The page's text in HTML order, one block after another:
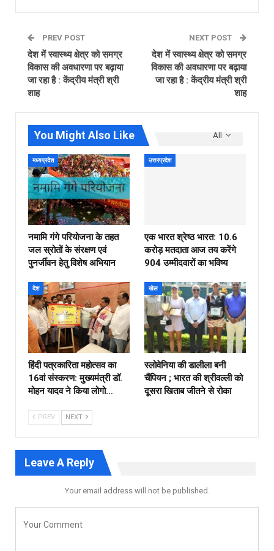
PREV POST
देश में स्वास्थ्य क्षेत्र को समग्र
विकास की अवधारणा पर बढ़ाया
जा रहा है : केंद्रीय मंत्री श्री
शाह
NEXT POST
देश में स्वास्थ्य क्षेत्र को समग्र
विकास की अवधारणा पर बढ़ाया
जा रहा है : केंद्रीय मंत्री श्री
शाह
All
You Might Also Like
मध्यप्रदेश
नमामि गंगे परियोजना के तहत
जल स्रोतों के संरक्षण एवं
पुनर्जीवन हेतु विशेष अभियान
उत्तरप्रदेश
एक भारत श्रेष्ठ भारत: 10.6
करोड़ मतदाता आज तय करेंगे
904 उम्मीदवारों का भविष्य
देश
हिंदी पत्रकारिता महोत्सव का
16वां संस्करण: मुख्यमंत्री डॉ.
मोहन यादव ने किया लोगो…
खेल
स्लोवेनिया की डालीला बनी
चैंपियन ; भारत की श्रीवल्ली को
दूसरा खिताब जीतने से रोका
PREV NEXT
Leave A Reply
Your email address will not be published.